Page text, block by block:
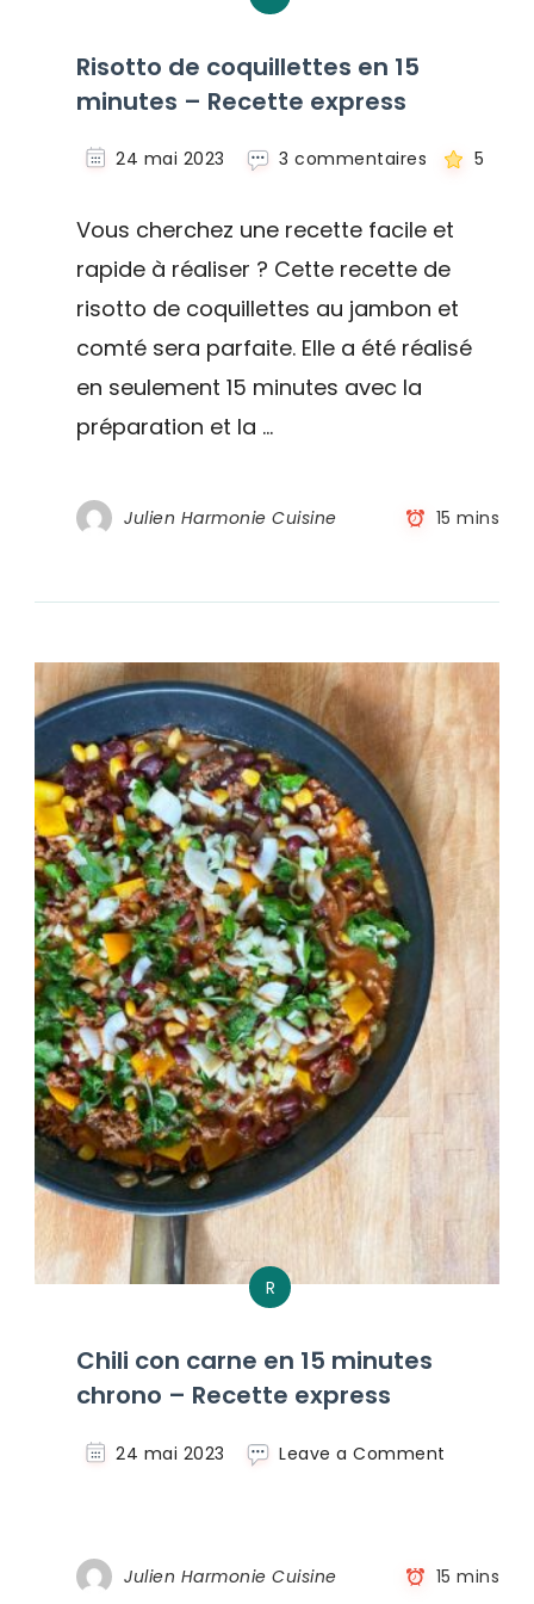
Risotto de coquillettes en 15
minutes – Recette express
24 mai 2023 3 commentaires sur
coquillettes
en
15
minutes
Recette
5
Vous cherchez une recette facile et
rapide à réaliser ? Cette recette de
risotto de coquillettes au jambon et
comté sera parfaite. Elle a été réalisé
en seulement 15 minutes avec la
préparation et la …
Julien Harmonie Cuisine 15 mins
R
Chili con carne en 15 minutes
chrono – Recette express
24 mai 2023 Leave a Comment
15
Julien Harmonie Cuisine 15 mins